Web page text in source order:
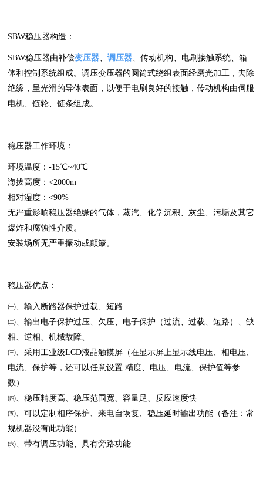
SBW稳压器构造：
SBW稳压器由补偿变压器、调压器、传动机构、电刷接触系统、箱
体和控制系统组成。调压变压器的圆筒式绕组表面经磨光加工，去除
绝缘，呈光滑的导体表面，以便于电刷良好的接触，传动机构由伺服
电机、链轮、链条组成。
稳压器工作环境：
环境温度：-15℃~40℃
海拔高度：<2000m
相对湿度：<90%
无严重影响稳压器绝缘的气体，蒸汽、化学沉积、灰尘、污垢及其它
爆炸和腐蚀性介质。
安装场所无严重振动或颠簸。
稳压器优点：
㈠、输入断路器保护过载、短路
㈡、输出电子保护过压、欠压、电子保护（过流、过载、短路）、缺
相、逆相、机械故障、
㈢、采用工业级LCD液晶触摸屏（在显示屏上显示线电压、相电压、
电流、保护等，还可以任意设置 精度、电压、电流、保护值等参
数）
㈣、稳压精度高、稳压范围宽、容量足、反应速度快
㈤、可以定制相序保护、来电自恢复、稳压延时输出功能（备注：常
规机器没有此功能）
㈥、带有调压功能、具有旁路功能